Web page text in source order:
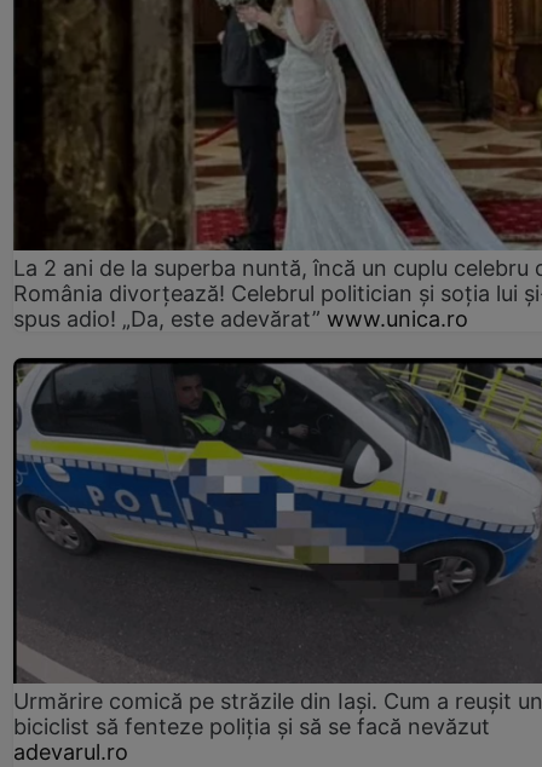
La 2 ani de la superba nuntă, încă un cuplu celebru
România divorțează! Celebrul politician și soția lui
spus adio! „Da, este adevărat” www.unica.ro
Urmărire comică pe străzile din Iași. Cum a reușit un
biciclist să fenteze poliția și să se facă nevăzut
adevarul.ro